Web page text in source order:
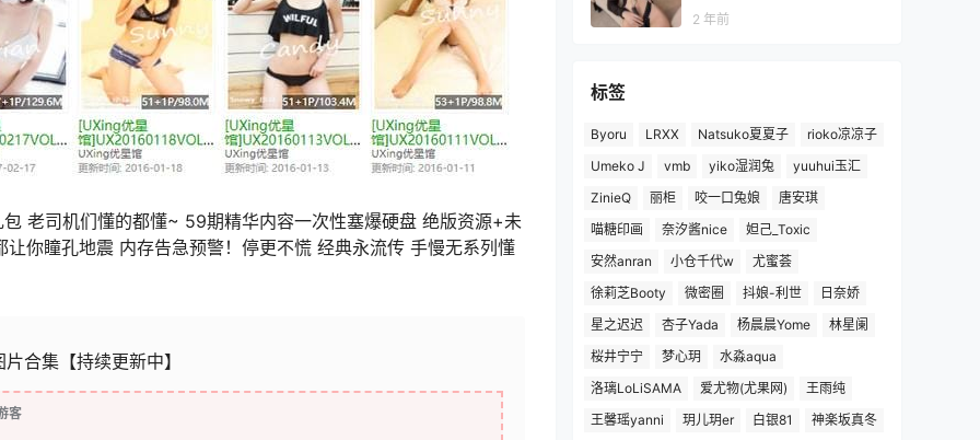
老司机们懂的都懂~ 59期精华内容一次性塞爆硬盘 绝版资源+未
你瞳孔地震 内存告急预警！停更不慌 经典永流传 手慢无系列懂
合集【持续更新中】
客
2 年前
标签
Byoru LRXX Natsuko夏夏子
rioko凉凉子
Umeko J
vmb yiko湿润兔
yuuhui玉汇
ZinieQ
丽柜 咬一口兔娘
唐安琪
喵糖印画
奈汐酱nice
妲己_Toxic
安然anran
小仓千代w
尤蜜荟
徐莉芝Booty
微密圈 抖娘-利世
日奈娇
星之迟迟
杏子Yada 杨晨晨Yome
林星阑
桜井宁宁
梦心玥
水淼aqua
洛璃LoLiSAMA
爱尤物(尤果网)
王雨纯
王馨瑶yanni
玥儿玥er 白银81
神楽坂真冬